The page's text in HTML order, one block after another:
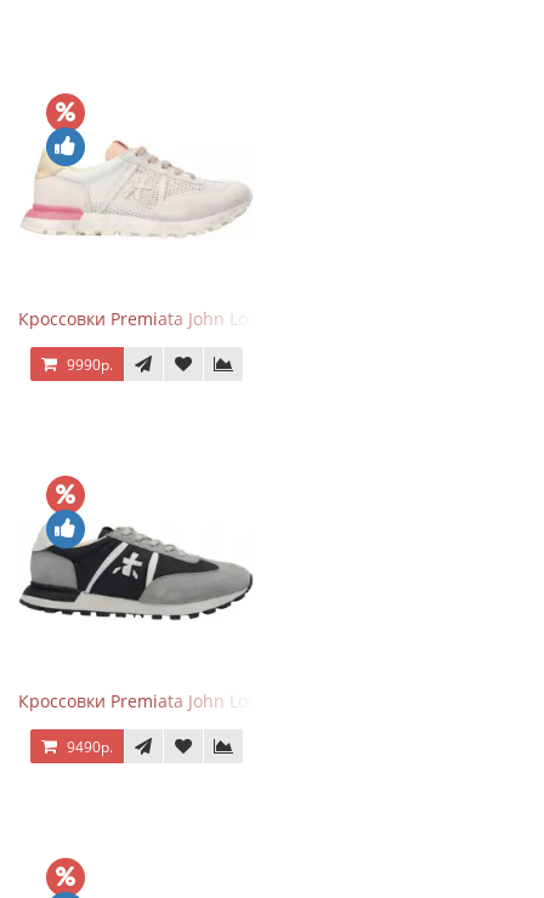
Кроссовки Premiata John Low Gray Pink
9990р.
Кроссовки Premiata John Low Grey Black
9490р.